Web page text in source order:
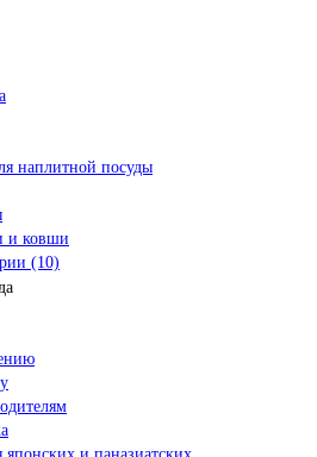
наплитной посуды
и ковши
(10)